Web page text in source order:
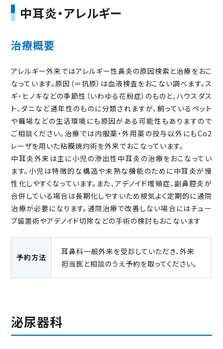
中耳炎・アレルギー
治療概要
アレルギー外来ではアレルギー性鼻炎の原因検索と治療をおこ
なっています。原因（＝抗原）は血液検査をおこない調べます。ス
ギ・ヒノキなどの季節性（いわゆる花粉症）のものと、ハウスダス
ト、ダニなど通年性のものに分類されますが、飼っているペット
や職場などの生活環境にも原因がある可能性もありますので
ご相談ください。治療では内服薬・外用薬の投与以外にもCo2
レーザを用いた粘膜焼灼術を外来でおこなっています。
中耳炎外来は主に小児の滲出性中耳炎の治療をおこなってい
ます。小児は特徴的な構造や未熟な機能のために中耳炎が慢
性化しやすくなっています。また、アデノイド増殖症、副鼻腔炎が
合併している場合は長期化しやすいため根気よく定期的に通院
治療が必要になります。通院治療で改善しない場合にはチュー
ブ留置術やアデノイド切除などの手術の検討もおこないます
予約方法
耳鼻科一般外来を受診していただき、外来
担当医と相談のうえ予約を取ってください。
泌尿器科